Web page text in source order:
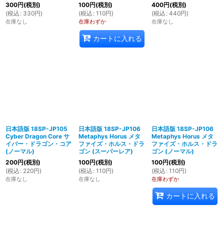
300円(税別)
(税込 : 330円)
在庫なし
100円(税別)
(税込 : 110円)
在庫わずか
カートに入れる
400円(税別)
(税込 : 440円)
在庫なし
日本語版 18SP-JP105
Cyber Dragon Core サ
イバー・ドラゴン・コア
(ノーマル)
200円(税別)
(税込 : 220円)
在庫なし
日本語版 18SP-JP106
Metaphys Horus メタ
ファイズ・ホルス・ドラ
ゴン (スーパーレア)
100円(税別)
(税込 : 110円)
在庫なし
日本語版 18SP-JP106
Metaphys Horus メタ
ファイズ・ホルス・ドラ
ゴン (ノーマル)
100円(税別)
(税込 : 110円)
在庫わずか
カートに入れる